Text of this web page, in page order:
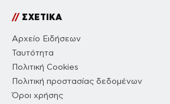
//ΣΧΕΤΙΚΑ
Αρχείο Ειδήσεων
Ταυτότητα
Πολιτική Cookies
Πολιτική προστασίας δεδομένων
Όροι χρήσης